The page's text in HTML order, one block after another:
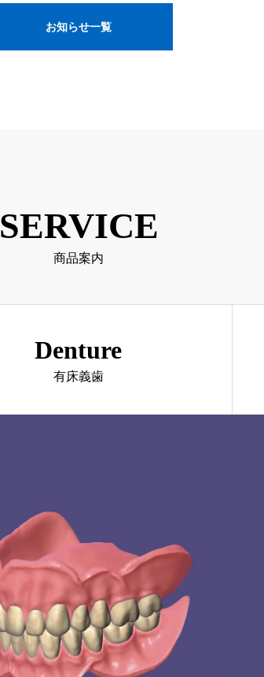
お知らせ一覧
SERVICE
商品案内
Denture
有床義歯